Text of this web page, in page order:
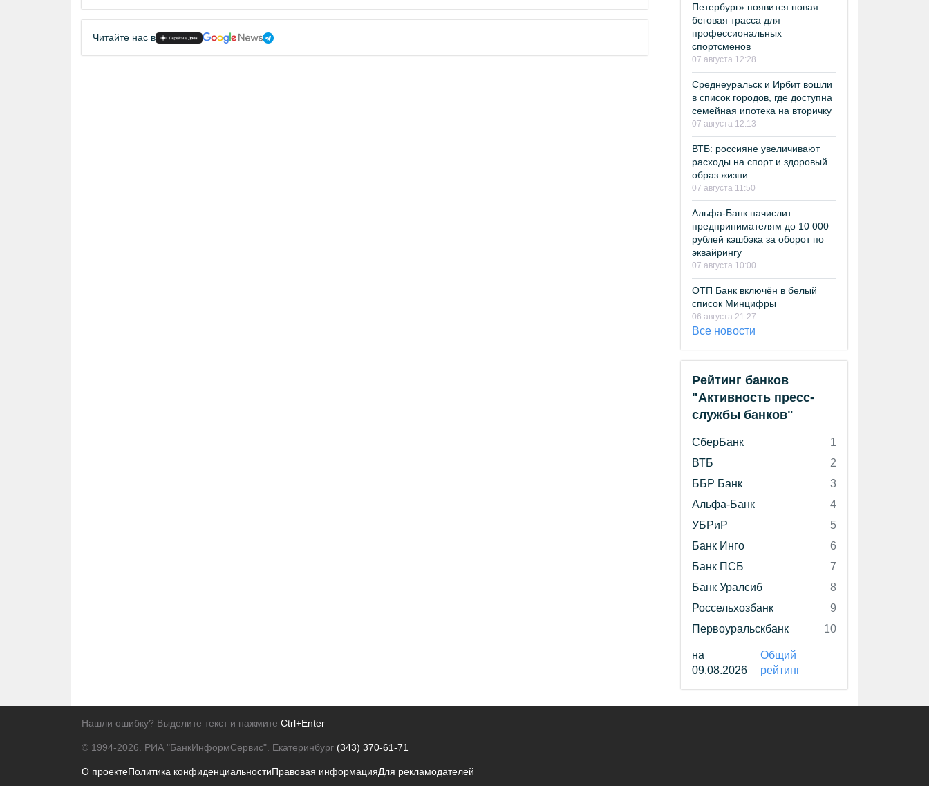
Читайте нас в
Петербург» появится новая
беговая трасса для
профессиональных
спортсменов
07 августа 12:28
Среднеуральск и Ирбит вошли
в список городов, где доступна
семейная ипотека на вторичку
07 августа 12:13
ВТБ: россияне увеличивают
расходы на спорт и здоровый
образ жизни
07 августа 11:50
Альфа-Банк начислит
предпринимателям до 10 000
рублей кэшбэка за оборот по
эквайрингу
07 августа 10:00
ОТП Банк включён в белый
список Минцифры
06 августа 21:27
Все новости
Рейтинг банков
"Активность пресс-
службы банков"
СберБанк
1
ВТБ
2
ББР Банк
3
Альфа-Банк
4
УБРиР
5
Банк Инго
6
Банк ПСБ
7
Банк Уралсиб
8
Россельхозбанк
9
Первоуральскбанк
10
на
09.08.2026
Общий
рейтинг
Нашли ошибку? Выделите текст и нажмите Ctrl+Enter
© 1994-2026. РИА "БанкИнформСервис". Екатеринбург (343) 370-61-71
О проектеПолитика конфиденциальностиПравовая информацияДля рекламодателей